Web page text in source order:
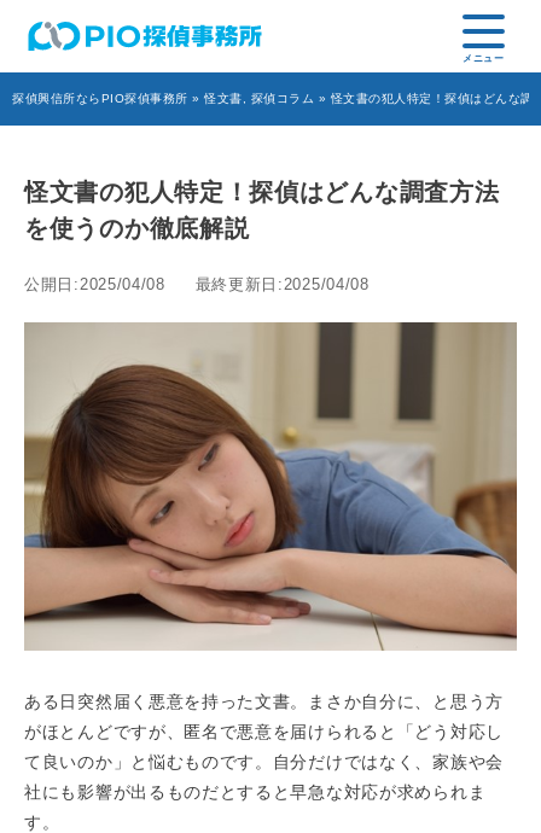
探偵興信所ならPIO探偵事務所 » 怪文書 探偵コラム » 怪文書の犯人特定！探偵はどんな調
怪文書の犯人特定！探偵はどんな調査方法
を使うのか徹底解説
公開日:2025/04/08 最終更新日:2025/04/08
ある日突然届く悪意を持った文書。まさか自分に、と思う方
がほとんどですが、匿名で悪意を届けられると「どう対応し
て良いのか」と悩むものです。自分だけではなく、家族や会
社にも影響が出るものだとすると早急な対応が求められま
す。